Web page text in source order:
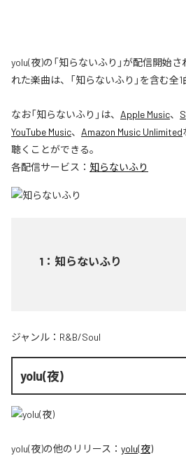
yolu(夜)の「知らないふり」が配信開始
れた楽曲は、「知らないふり」を含む全1
なお「知らないふり 」は、 Apple Music、
YouTube Music、 Amazon Music Unlimited
聴くことができる。
各配信サービス： 知らないふり
1 ： 知らないふり
ジャンル： R&B/Soul
yolu(夜)
yolu(夜)の他のリリース： yolu(夜)